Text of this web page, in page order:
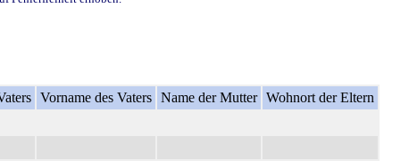
Vorname des Vaters Name der Mutter Wohnort der Eltern